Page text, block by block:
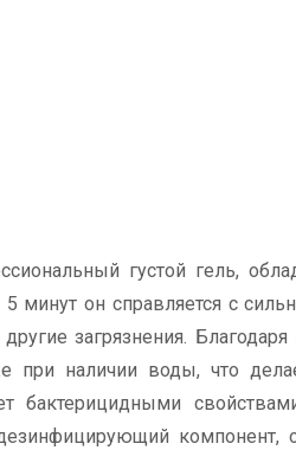
густой гель,
минут он справляется с
загрязнения. Благодаря
при наличии воды, что
бактерицидными
компонент,